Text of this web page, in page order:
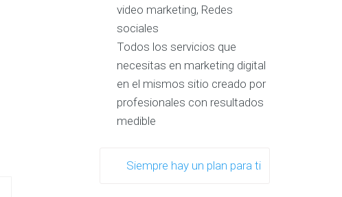
video marketing, Redes
sociales
Todos los servicios que
necesitas en marketing digital
en el mismos sitio creado por
profesionales con resultados
medible
Siempre hay un plan para ti